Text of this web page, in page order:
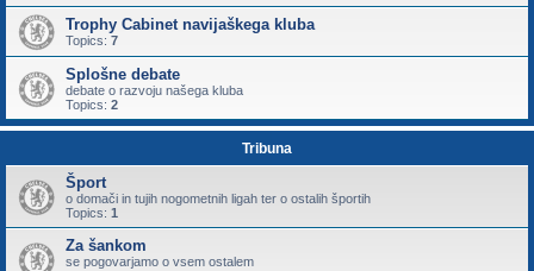
Trophy Cabinet navijaškega kluba
Topics: 7
Splošne debate
debate o razvoju našega kluba
Topics: 2
Tribuna
Šport
o domači in tujih nogometnih ligah ter o ostalih športih
Topics: 1
Za šankom
se pogovarjamo o vsem ostalem